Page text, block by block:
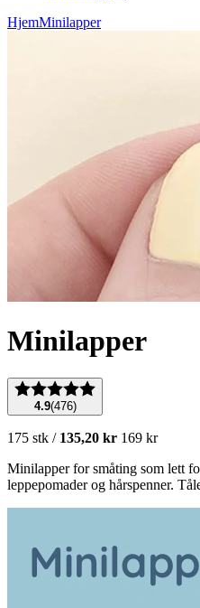
HjemMinilapper
Minilapper
4.9(476)
175 stk / 135,20 kr 169 kr
Minilapper for småting som lett
leppepomader og hårspenner.